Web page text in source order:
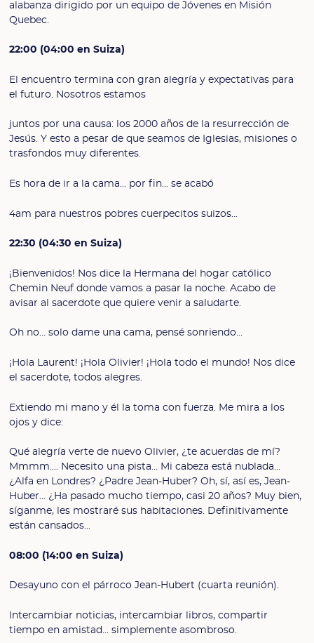
alabanza dirigido por un equipo de Jóvenes en Misión
Quebec.
22:00 (04:00 en Suiza)
El encuentro termina con gran alegría y expectativas para
el futuro. Nosotros estamos
juntos por una causa: los 2000 años de la resurrección de
Jesús. Y esto a pesar de que seamos de Iglesias, misiones o
trasfondos muy diferentes.
Es hora de ir a la cama... por fin... se acabó
4am para nuestros pobres cuerpecitos suizos...
22:30 (04:30 en Suiza)
¡Bienvenidos! Nos dice la Hermana del hogar católico
Chemin Neuf donde vamos a pasar la noche. Acabo de
avisar al sacerdote que quiere venir a saludarte.
Oh no… solo dame una cama, pensé sonriendo…
¡Hola Laurent! ¡Hola Olivier! ¡Hola todo el mundo! Nos dice
el sacerdote, todos alegres.
Extiendo mi mano y él la toma con fuerza. Me mira a los
ojos y dice:
Qué alegría verte de nuevo Olivier, ¿te acuerdas de mí?
Mmmm…. Necesito una pista... Mi cabeza está nublada...
¿Alfa en Londres? ¿Padre Jean-Huber? Oh, sí, así es, Jean-
Huber… ¿Ha pasado mucho tiempo, casi 20 años? Muy bien,
síganme, les mostraré sus habitaciones. Definitivamente
están cansados...
08:00 (14:00 en Suiza)
Desayuno con el párroco Jean-Hubert (cuarta reunión).
Intercambiar noticias, intercambiar libros, compartir
tiempo en amistad... simplemente asombroso.